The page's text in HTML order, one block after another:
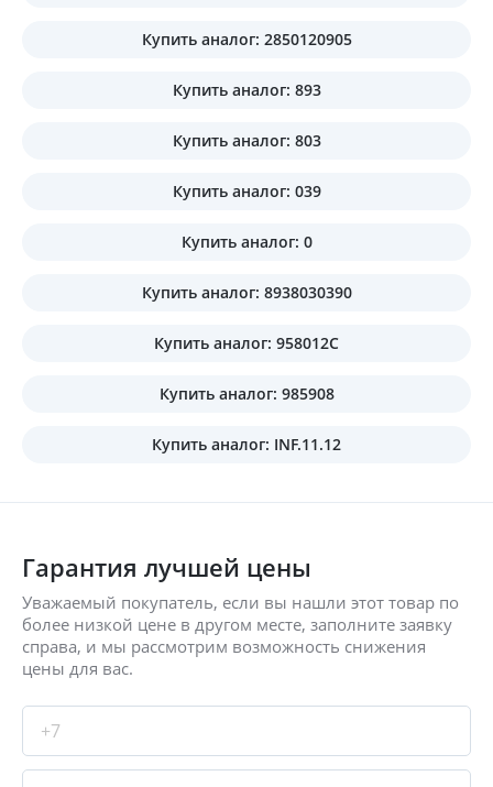
Купить аналог: 2850120905
Купить аналог: 893
Купить аналог: 803
Купить аналог: 039
Купить аналог: 0
Купить аналог: 8938030390
Купить аналог: 958012C
Купить аналог: 985908
Купить аналог: INF.11.12
Гарантия лучшей цены
Уважаемый покупатель, если вы нашли этот товар по
более низкой цене в другом месте, заполните заявку
справа, и мы рассмотрим возможность снижения
цены для вас.